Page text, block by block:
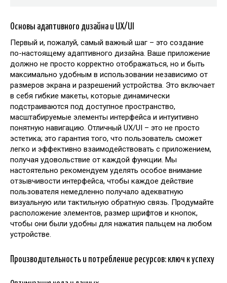
Основы адаптивного дизайна и UX/UI
Первый и, пожалуй, самый важный шаг – это создание
по-настоящему адаптивного дизайна. Ваше приложение
должно не просто корректно отображаться, но и быть
максимально удобным в использовании независимо от
размеров экрана и разрешений устройства. Это включает
в себя гибкие макеты, которые динамически
подстраиваются под доступное пространство,
масштабируемые элементы интерфейса и интуитивно
понятную навигацию. Отличный UX/UI – это не просто
эстетика; это гарантия того, что пользователь сможет
легко и эффективно взаимодействовать с приложением,
получая удовольствие от каждой функции. Мы
настоятельно рекомендуем уделять особое внимание
отзывчивости интерфейса, чтобы каждое действие
пользователя немедленно получало адекватную
визуальную или тактильную обратную связь. Продумайте
расположение элементов, размер шрифтов и кнопок,
чтобы они были удобны для нажатия пальцем на любом
устройстве.
Производительность и потребление ресурсов: ключ к успеху